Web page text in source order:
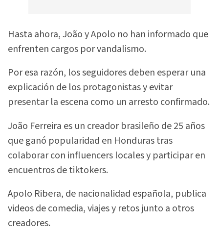
Hasta ahora, João y Apolo no han informado que
enfrenten cargos por vandalismo.
Por esa razón, los seguidores deben esperar una
explicación de los protagonistas y evitar
presentar la escena como un arresto confirmado.
João Ferreira es un creador brasileño de 25 años
que ganó popularidad en Honduras tras
colaborar con influencers locales y participar en
encuentros de tiktokers.
Apolo Ribera, de nacionalidad española, publica
videos de comedia, viajes y retos junto a otros
creadores.